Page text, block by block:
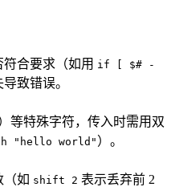
合要求（如用 if [ $# -
致错误。
等特殊字符，传入时需用双
"hello world"）。
（如 shift 2 表示丢弃前 2